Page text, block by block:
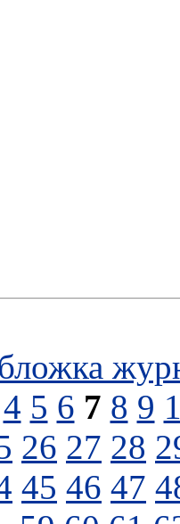
4 5 6 7 8 9
26 27 28
45 46 47